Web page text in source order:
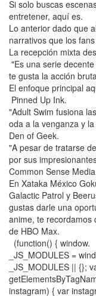
Si solo buscas
entretener, aquí es.
Lo anterior dado que
narrativos que los
La recepción mixta
"Es una serie
te gusta la acción
El enfoque principal
Pinned Up Ink.
"Adult Swim fusiona
oda a la venganza y
Den of Geek.
"A pesar de tratarse
por sus
Common Sense
En Xataka México
Galactic Patrol y
gustas darle una
anime, te recordamos
de HBO Max.
(function() { window.
_JS_MODULES =
_JS_MODULES || {};
instagram) { var